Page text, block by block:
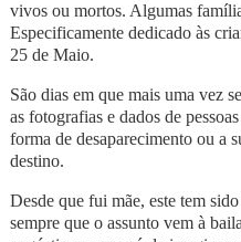
vivos ou mortos. Algumas
Especificamente dedicado às
25 de Maio.
São dias em que mais uma vez
as fotografias e dados de
forma de desaparecimento ou a
destino.
Desde que fui mãe, este tem
sempre que o assunto vem à